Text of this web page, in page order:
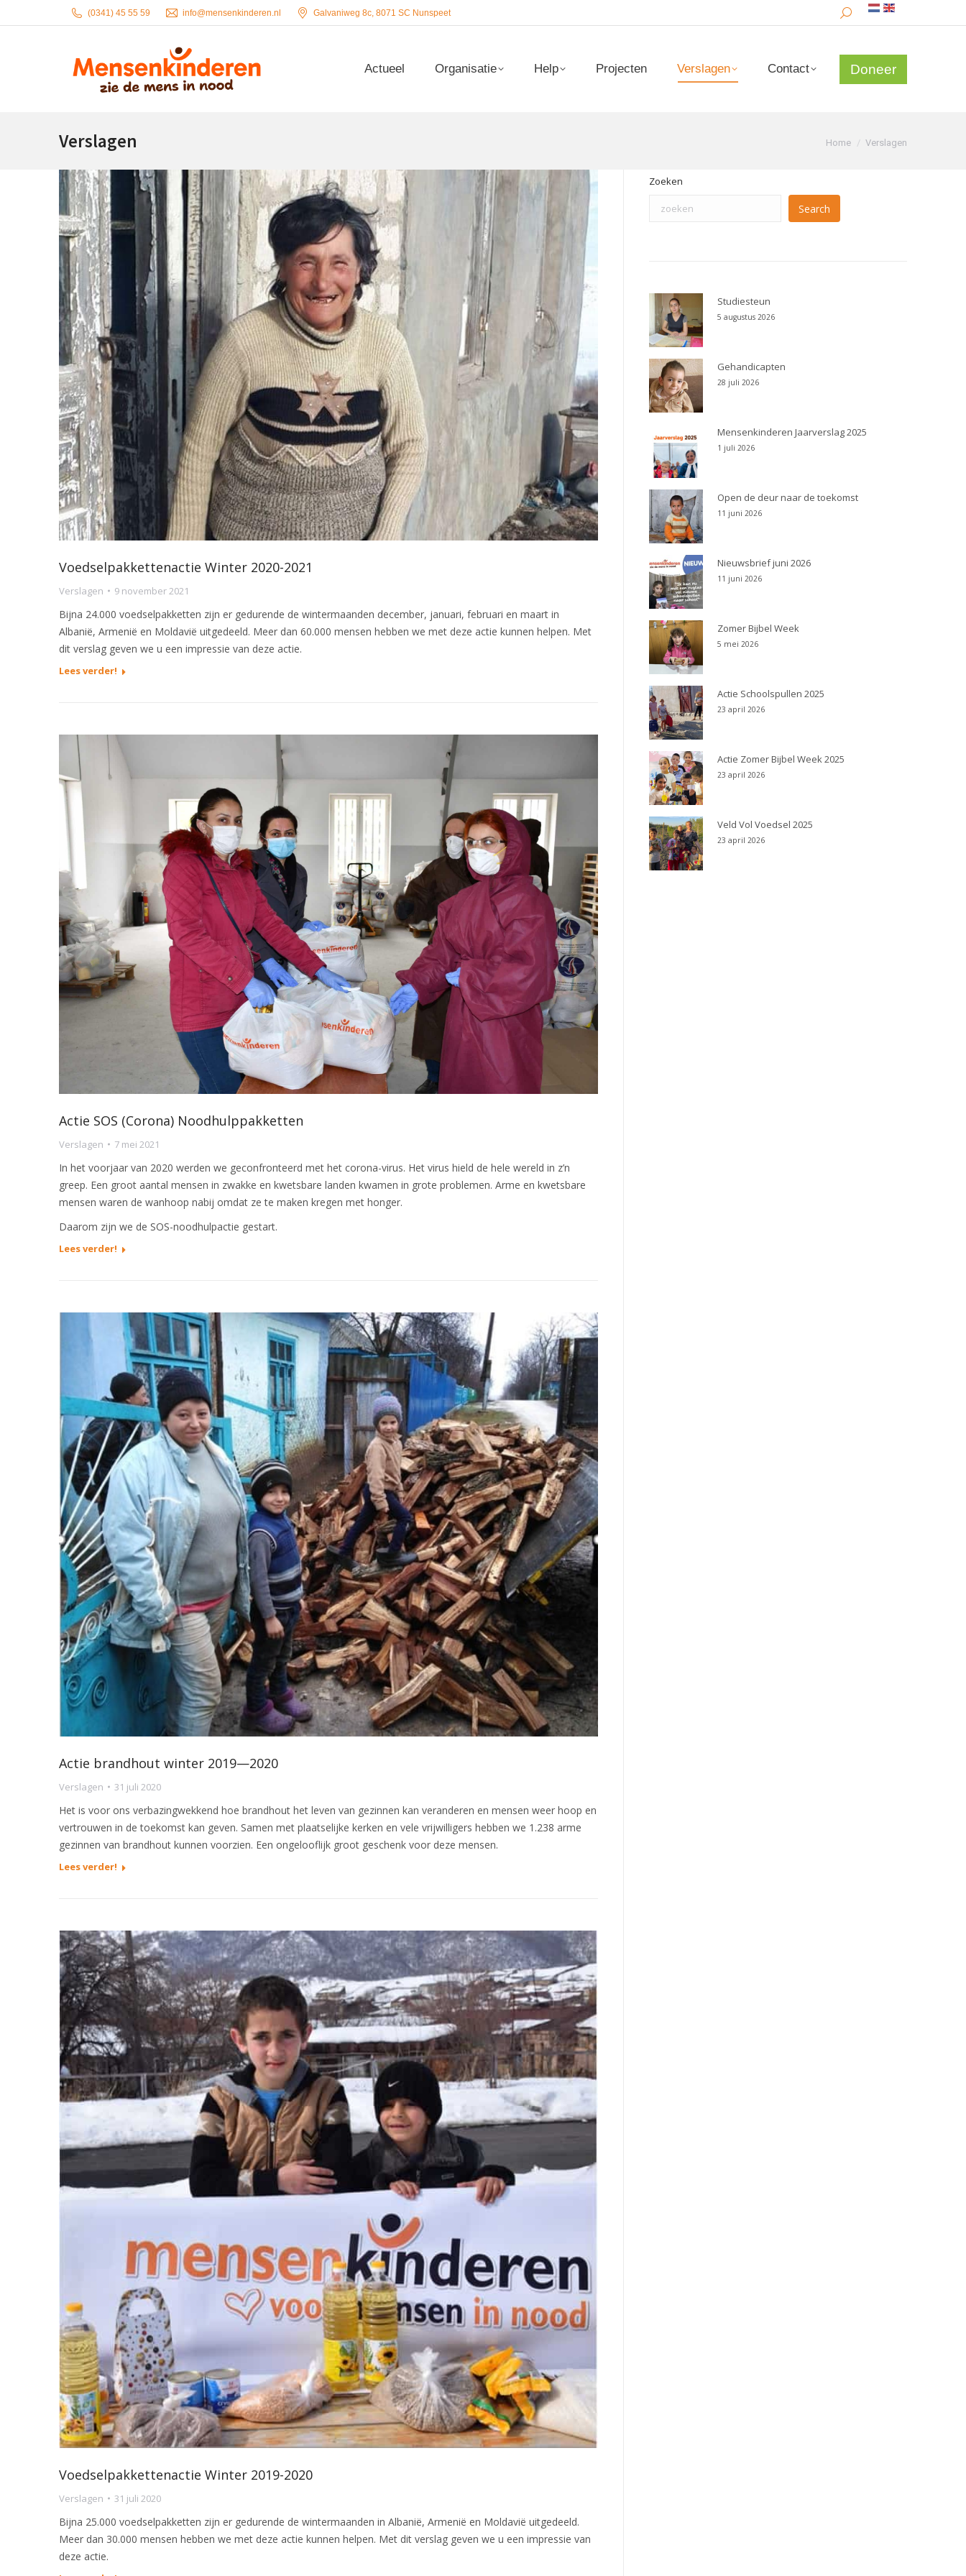
(0341) 45 55 59 info@mensenkinderen.nl Galvaniweg 8c, 8071 SC Nunspeet Search:
Actueel Organisatie Help Projecten Verslagen Contact Doneer
Verslagen Je bent hier:
Home Verslagen
Voedselpakkettenactie Winter 2020-2021
Verslagen 9 november 2021
Bijna 24.000 voedselpakketten zijn er gedurende de wintermaanden december, januari, februari en maart in
Albanië, Armenië en Moldavië uitgedeeld. Meer dan 60.000 mensen hebben we met deze actie kunnen helpen. Met
dit verslag geven we u een impressie van deze actie.
Lees verder!
Actie SOS (Corona) Noodhulppakketten
Verslagen 7 mei 2021
In het voorjaar van 2020 werden we geconfronteerd met het corona-virus. Het virus hield de hele wereld in z’n
greep. Een groot aantal mensen in zwakke en kwetsbare landen kwamen in grote problemen. Arme en kwetsbare
mensen waren de wanhoop nabij omdat ze te maken kregen met honger.
Daarom zijn we de SOS-noodhulpactie gestart.
Lees verder!
Actie brandhout winter 2019—2020
Verslagen 31 juli 2020
Het is voor ons verbazingwekkend hoe brandhout het leven van gezinnen kan veranderen en mensen weer hoop en
vertrouwen in de toekomst kan geven. Samen met plaatselijke kerken en vele vrijwilligers hebben we 1.238 arme
gezinnen van brandhout kunnen voorzien. Een ongelooflijk groot geschenk voor deze mensen.
Lees verder!
Voedselpakkettenactie Winter 2019-2020
Verslagen 31 juli 2020
Bijna 25.000 voedselpakketten zijn er gedurende de wintermaanden in Albanië, Armenië en Moldavië uitgedeeld.
Meer dan 30.000 mensen hebben we met deze actie kunnen helpen. Met dit verslag geven we u een impressie van
deze actie.
Zoeken
Search
Studiesteun
5 augustus 2026
Gehandicapten
28 juli 2026
Mensenkinderen Jaarverslag 2025
1 juli 2026
Open de deur naar de toekomst
11 juni 2026
Nieuwsbrief juni 2026
11 juni 2026
Zomer Bijbel Week
5 mei 2026
Actie Schoolspullen 2025
23 april 2026
Actie Zomer Bijbel Week 2025
23 april 2026
Veld Vol Voedsel 2025
23 april 2026
Actueel Organisatie Help Projecten Verslagen Contact Doneer